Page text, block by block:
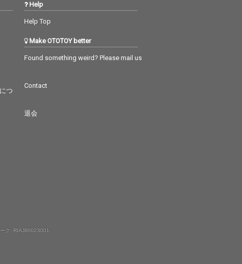
つ
Help
Help Top
Make OTOTOY better
Found something weird? Please mail us
Contact
退会
ク: RIAJ80023001